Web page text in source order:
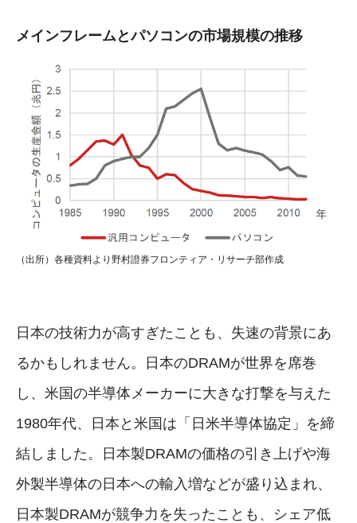
メインフレームとパソコンの市場規模の推移
（出所）各種資料より野村證券フロンティア・リサーチ部作成
日本の技術力が高すぎたことも、失速の背景にあ
るかもしれません。日本のDRAMが世界を席巻
し、米国の半導体メーカーに大きな打撃を与えた
1980年代、日本と米国は「日米半導体協定」を締
結しました。日本製DRAMの価格の引き上げや海
外製半導体の日本への輸入増などが盛り込まれ、
日本製DRAMが競争力を失ったことも、シェア低